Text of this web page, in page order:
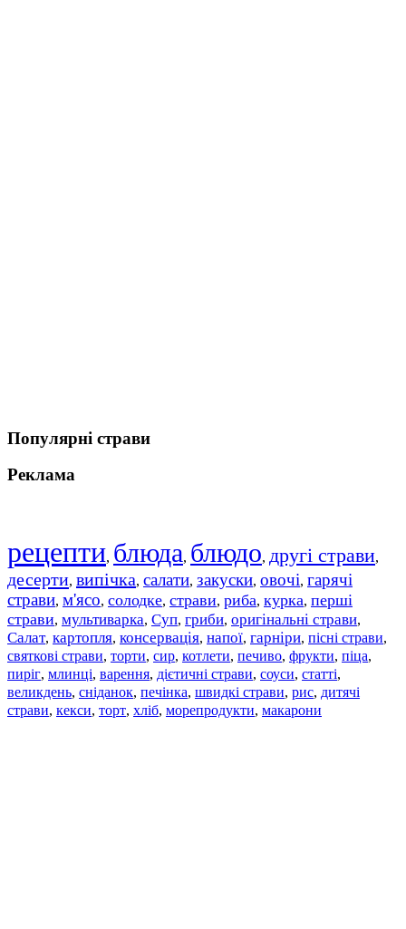
Популярні страви
Реклама
рецепти, блюда, блюдо, другі страви,
десерти, випічка, салати, закуски, овочі, гарячі
страви, м'ясо, солодке, страви, риба, курка, перші
страви, мультиварка, Суп, гриби, оригінальні страви,
Салат, картопля, консервація, напої, гарніри, пісні страви,
святкові страви, торти, сир, котлети, печиво, фрукти, піца,
пиріг, млинці, варення, дієтичні страви, соуси, статті,
великдень, сніданок, печінка, швидкі страви, рис, дитячі
страви, кекси, торт, хліб, морепродукти, макарони